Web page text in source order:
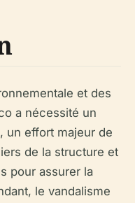
et des
a nécessité un
un effort majeur de
de la structure et
pour assurer la
le vandalisme